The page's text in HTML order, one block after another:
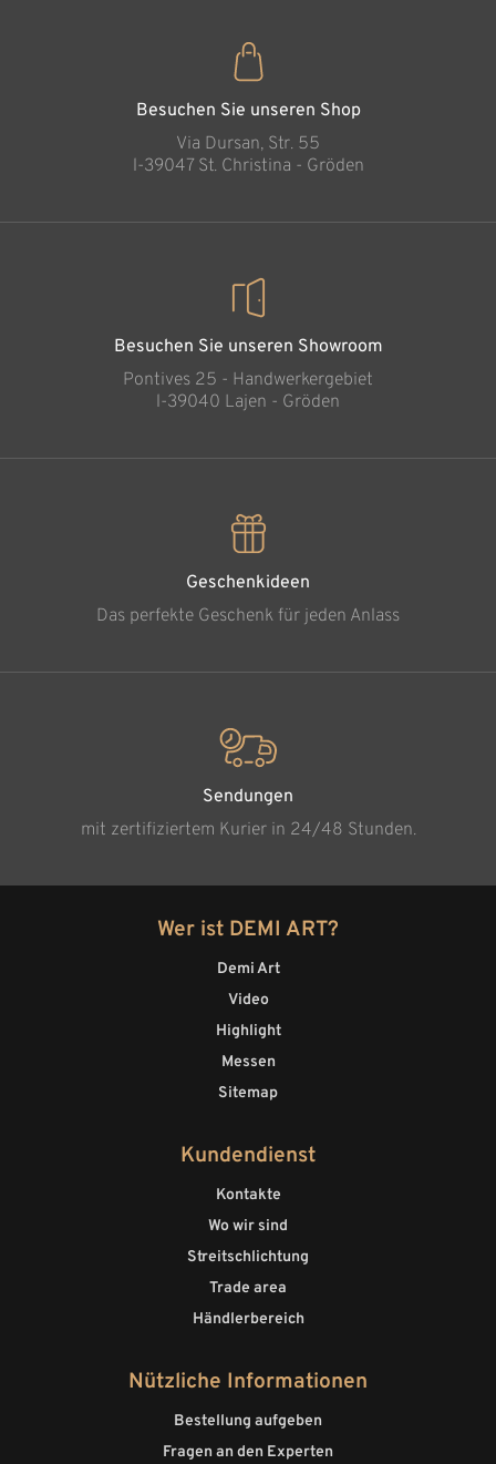
Hinzugefügt zum
Besuchen Sie unseren Shop
Via Dursan, Str. 55
l-39047 St. Christina - Gröden
Besuchen Sie unseren Showroom
Pontives 25 - Handwerkergebiet
l-39040 Lajen - Gröden
Geschenkideen
Das perfekte Geschenk für jeden Anlass
Sendungen
mit zertifiziertem Kurier in 24/48 Stunden.
Wer ist DEMI ART?
Demi Art
Video
Highlight
Messen
Sitemap
Kundendienst
Kontakte
Wo wir sind
Streitschlichtung
Trade area
Händlerbereich
Nützliche Informationen
Bestellung aufgeben
Fragen an den Experten